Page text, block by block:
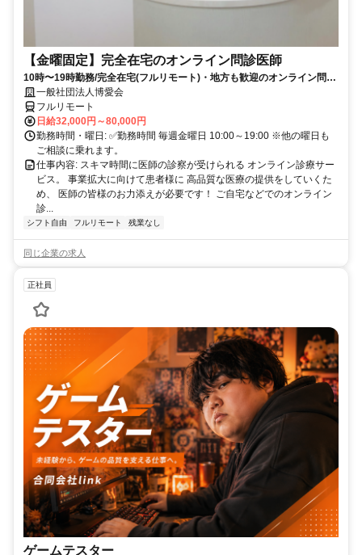
【金曜固定】完全在宅のオンライン問診医師
10時〜19時勤務/完全在宅(フルリモート)・地方も歓迎のオンライン問診
業務一般社団法人博愛会
フルリモート
日給32,000円～80,000円
勤務時間・曜日: ✅勤務時間 毎週金曜日 10:00～19:00 ※他の曜日も
ご相談に乗れます。
仕事内容: スキマ時間に医師の診察が受けられる オンライン診療サー
ビス。 事業拡大に向けて患者様に 高品質な医療の提供をしていくた
め、 医師の皆様のお力添えが必要です！ ご自宅などでのオンライン
診...
シフト自由 フルリモート 残業なし
同じ企業の求人
正社員
ゲームテスター